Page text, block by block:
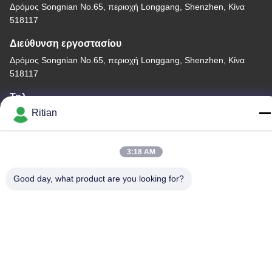
Δρόμος Songnian No.65, περιοχή Longgang, Shenzhen, Κίνα
518117
Διεύθυνση εργοστασίου
Δρόμος Songnian No.65, περιοχή Longgang, Shenzhen, Κίνα
518117
Τηλ.
+86-755-84080323
Καλή ποιότητα της Κίνας ΠΡΟΣΤΑΤΕΥΤΙΚΗ ΤΑΙΝΙΑ PE
Ritian
3:18 AM
Good day, what product are you looking for?